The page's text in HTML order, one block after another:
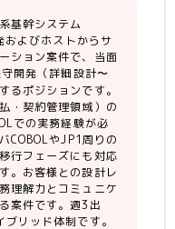
も対応いただくこ
がプロパ、12名が
で、チームとしてノ
。
ものが複数平行して
〜3名で１つの案件
。
〜テストを中心に担
慣れてきたところで
ビューも担当いただ
富士通ですが経験
部門社員様と設計書
度のコミュニケーシ
基幹システム
およびホストからサ
ション案件で、当面
開発（詳細設計〜
るポジションです。
・契約管理領域）の
での実務経験が必
COBOLやJP1周りの
行フェーズにも対応
。お客様との設計レ
理解力とコミュニケ
案件です。週3出
リッド体制です。